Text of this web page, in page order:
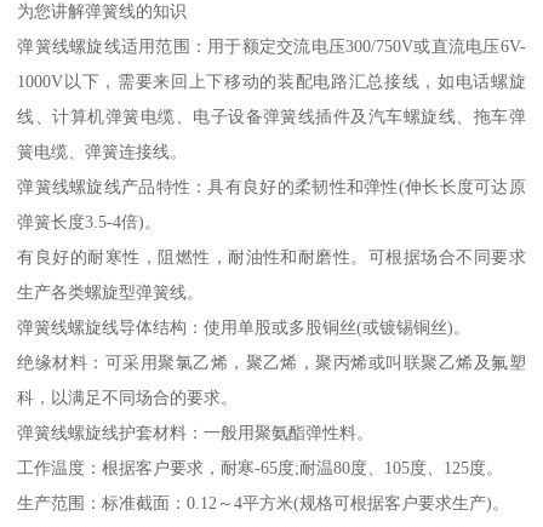
为您讲解弹簧线的知识
弹簧线螺旋线适用范围：用于额定交流电压300/750V或直流电压6V-
1000V以下，需要来回上下移动的装配电路汇总接线，如电话螺旋
线、计算机弹簧电缆、电子设备弹簧线插件及汽车螺旋线、拖车弹
簧电缆、弹簧连接线。
弹簧线螺旋线产品特性：具有良好的柔韧性和弹性(伸长长度可达原
弹簧长度3.5-4倍)。
有良好的耐寒性，阻燃性，耐油性和耐磨性。可根据场合不同要求
生产各类螺旋型弹簧线。
弹簧线螺旋线导体结构：使用单股或多股铜丝(或镀锡铜丝)。
绝缘材料：可采用聚氯乙烯，聚乙烯，聚丙烯或叫联聚乙烯及氟塑
科，以满足不同场合的要求。
弹簧线螺旋线护套材料：一般用聚氨酯弹性料。
工作温度：根据客户要求，耐寒-65度;耐温80度、105度、125度。
生产范围：标准截面：0.12～4平方米(规格可根据客户要求生产)。